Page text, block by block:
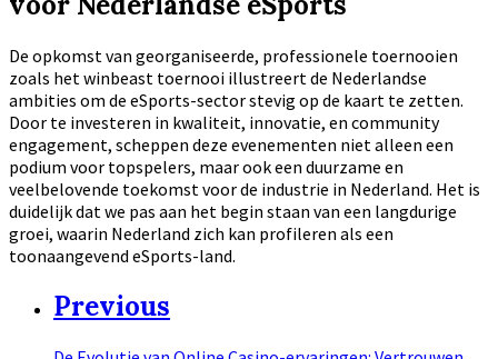
De opkomst van georganiseerde, professionele toernooien
zoals het winbeast toernooi illustreert de Nederlandse
ambities om de eSports-sector stevig op de kaart te zetten.
Door te investeren in kwaliteit, innovatie, en community
engagement, scheppen deze evenementen niet alleen een
podium voor topspelers, maar ook een duurzame en
veelbelovende toekomst voor de industrie in Nederland. Het is
duidelijk dat we pas aan het begin staan van een langdurige
groei, waarin Nederland zich kan profileren als een
toonaangevend eSports-land.
Previous